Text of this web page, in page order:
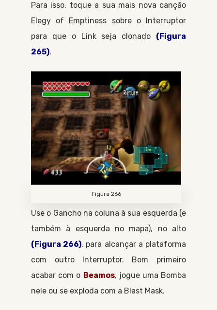
Para isso, toque a sua mais nova canção
Elegy of Emptiness sobre o Interruptor
para que o Linkseja clonado (Figura
265).
Figura 266
Use o Ganchona coluna à sua esquerda (e
também à esquerda no mapa), no alto
(Figura 266), para alcançar a plataforma
com outro Interruptor. Bom primeiro
acabar com o Beamos, jogue uma Bomba
nele ou se exploda com a Blast Mask.